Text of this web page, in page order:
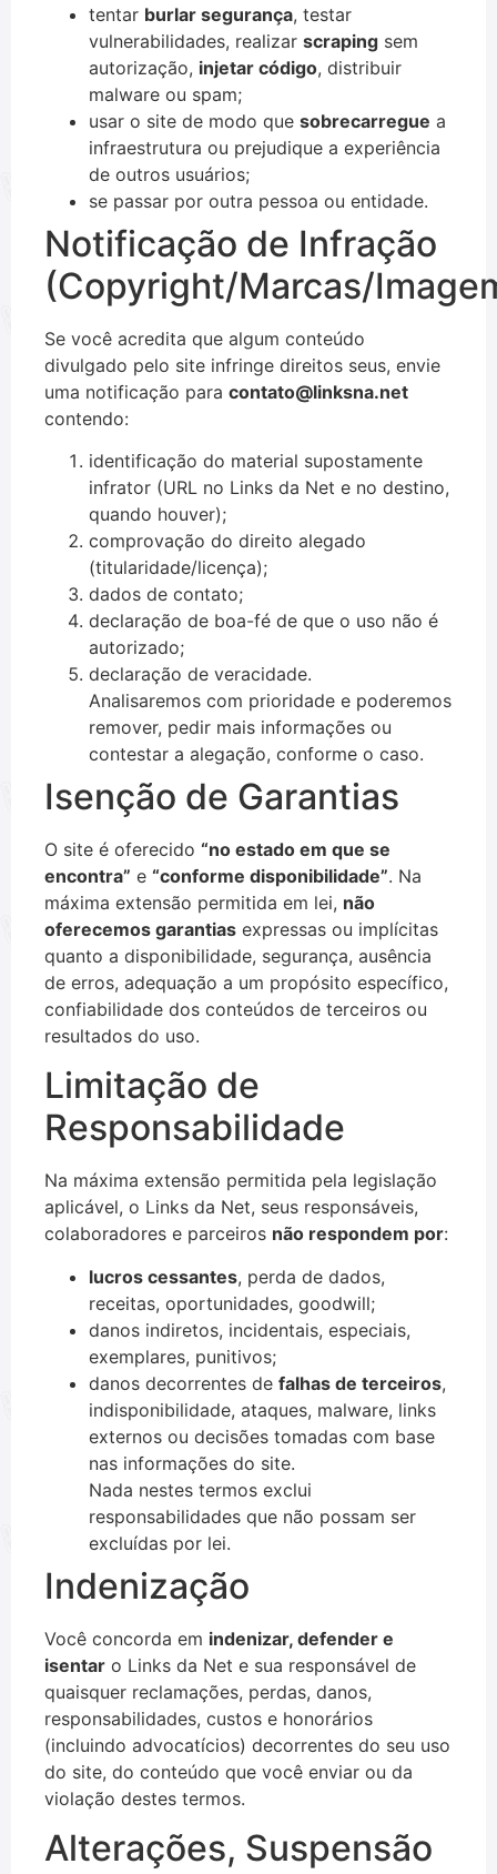
tentar burlar segurança, testar
vulnerabilidades, realizar scraping sem
autorização, injetar código, distribuir
malware ou spam;
usar o site de modo que sobrecarregue a
infraestrutura ou prejudique a experiência
de outros usuários;
se passar por outra pessoa ou entidade.
Notificação de Infração
(Copyright/Marcas/
Se você acredita que algum conteúdo
divulgado pelo site infringe direitos seus, envie
uma notificação para contato@linksna.net
contendo:
identificação do material supostamente
infrator (URL no Links da Net e no destino,
quando houver);
comprovação do direito alegado
(titularidade/licença);
dados de contato;
declaração de boa-fé de que o uso não é
autorizado;
declaração de veracidade.
Analisaremos com prioridade e poderemos
remover, pedir mais informações ou
contestar a alegação, conforme o caso.
Isenção de Garantias
O site é oferecido “no estado em que se
encontra” e “conforme disponibilidade”. Na
máxima extensão permitida em lei, não
oferecemos garantias expressas ou implícitas
quanto a disponibilidade, segurança, ausência
de erros, adequação a um propósito específico,
confiabilidade dos conteúdos de terceiros ou
resultados do uso.
Limitação de
Responsabilidade
Na máxima extensão permitida pela legislação
aplicável, o Links da Net, seus responsáveis,
colaboradores e parceiros não respondem por:
lucros cessantes, perda de dados,
receitas, oportunidades, goodwill;
danos indiretos, incidentais, especiais,
exemplares, punitivos;
danos decorrentes de falhas de terceiros,
indisponibilidade, ataques, malware, links
externos ou decisões tomadas com base
nas informações do site.
Nada nestes termos exclui
responsabilidades que não possam ser
excluídas por lei.
Indenização
Você concorda em indenizar, defender e
isentar o Links da Net e sua responsável de
quaisquer reclamações, perdas, danos,
responsabilidades, custos e honorários
(incluindo advocatícios) decorrentes do seu uso
do site, do conteúdo que você enviar ou da
violação destes termos.
Alterações, Suspensão